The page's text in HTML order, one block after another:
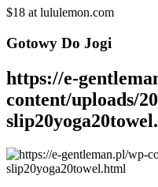
$18 at lululemon.com
Gotowy Do Jogi
https://e-
content/uploads/